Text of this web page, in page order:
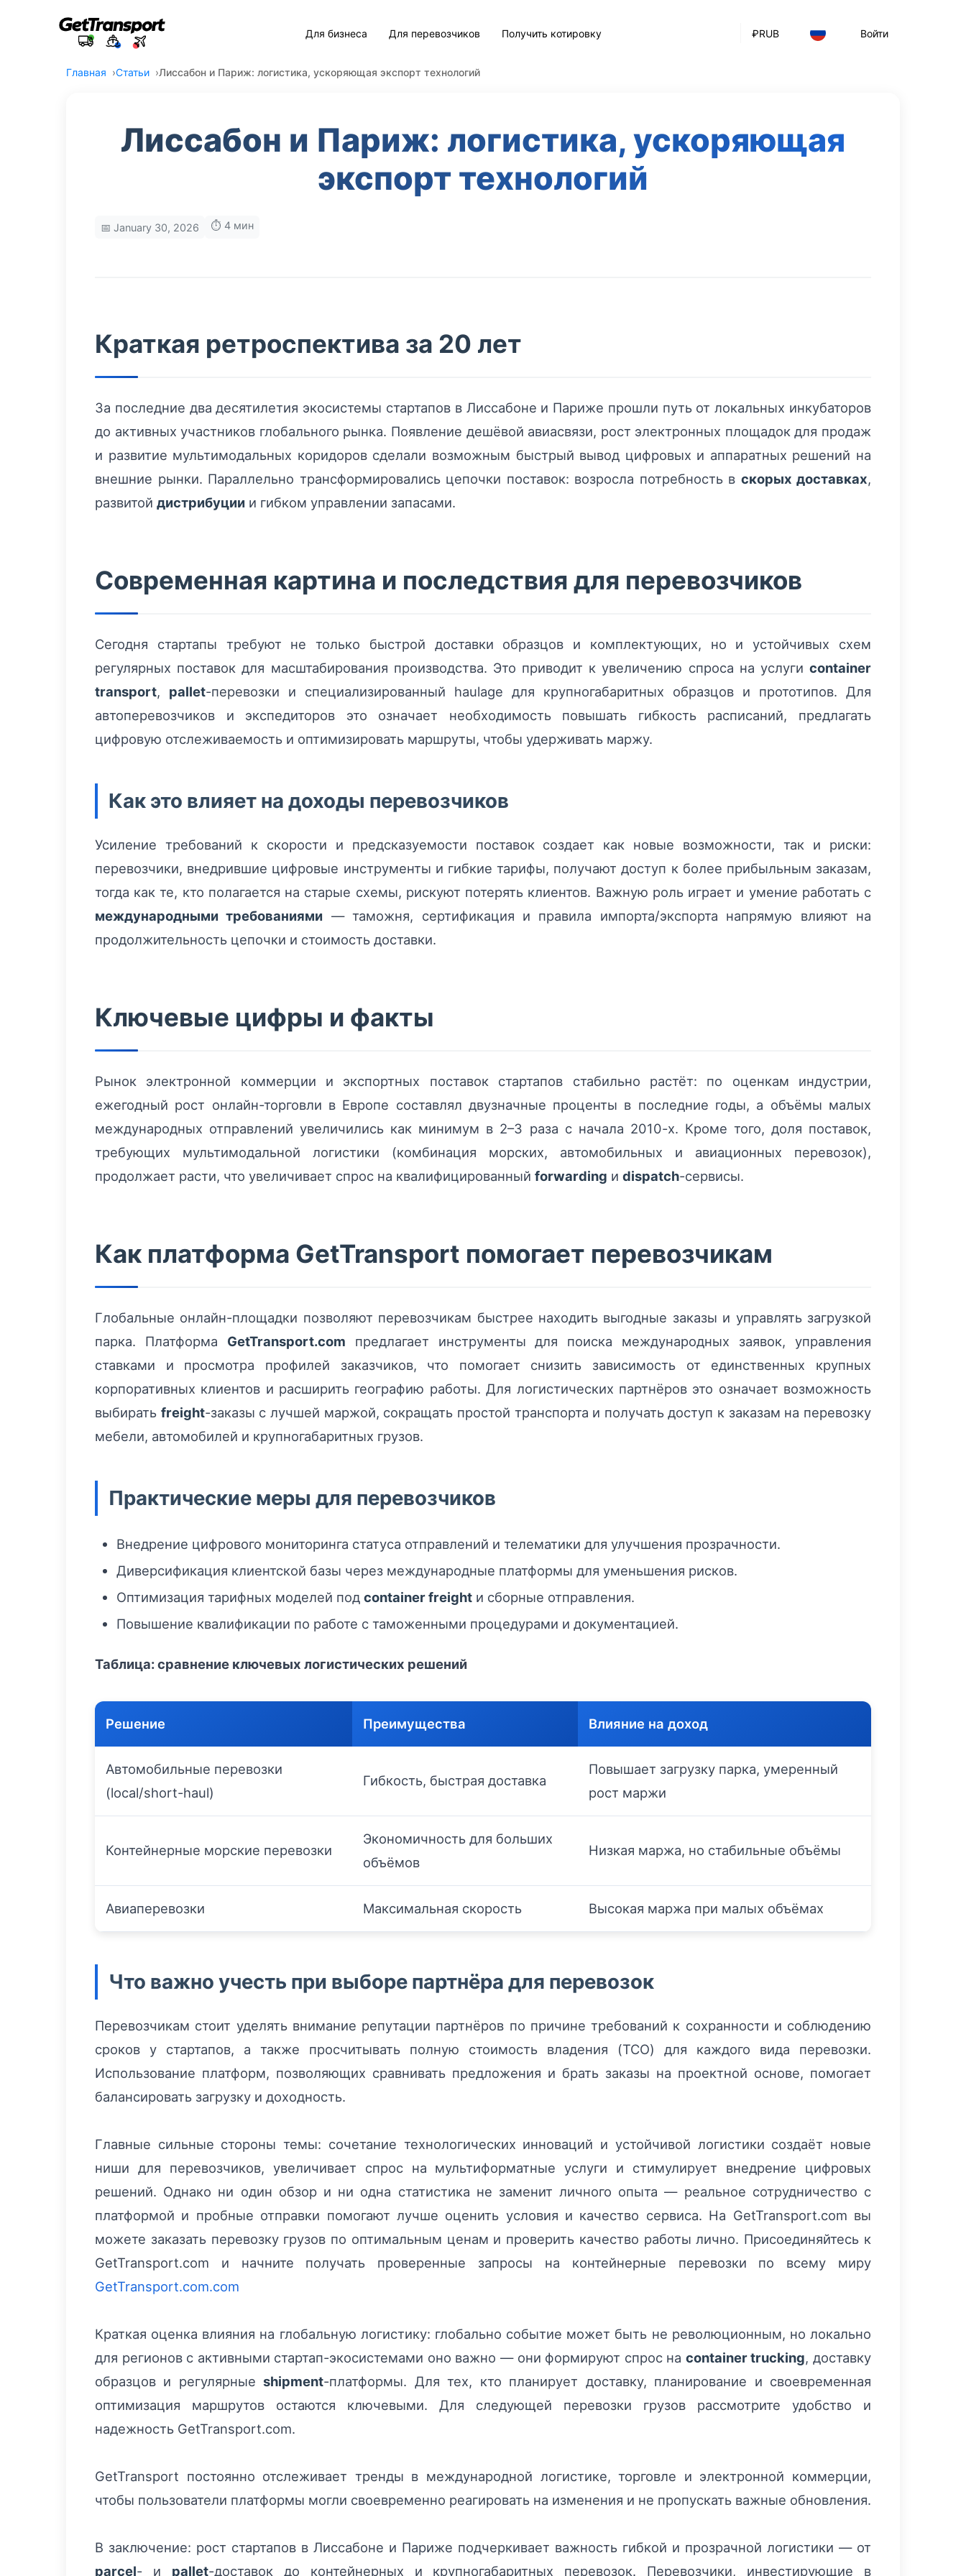
₽RUB Войти
Для бизнеса Для перевозчиков Получить котировку
Главная Статьи Лиссабон и Париж: логистика, ускоряющая экспорт технологий
Лиссабон и Париж: логистика, ускоряющая
экспорт технологий
📅 January 30, 2026 ⏱️ 4 мин
Краткая ретроспектива за 20 лет
За последние два десятилетия экосистемы стартапов в Лиссабоне и Париже прошли путь от локальных инкубаторов
до активных участников глобального рынка. Появление дешёвой авиасвязи, рост электронных площадок для продаж
и развитие мультимодальных коридоров сделали возможным быстрый вывод цифровых и аппаратных решений на
внешние рынки. Параллельно трансформировались цепочки поставок: возросла потребность в скорых доставках,
развитой дистрибуции и гибком управлении запасами.
Современная картина и последствия для перевозчиков
Сегодня стартапы требуют не только быстрой доставки образцов и комплектующих, но и устойчивых схем
регулярных поставок для масштабирования производства. Это приводит к увеличению спроса на услуги container
transport, pallet-перевозки и специализированный haulage для крупногабаритных образцов и прототипов. Для
автоперевозчиков и экспедиторов это означает необходимость повышать гибкость расписаний, предлагать
цифровую отслеживаемость и оптимизировать маршруты, чтобы удерживать маржу.
Как это влияет на доходы перевозчиков
Усиление требований к скорости и предсказуемости поставок создает как новые возможности, так и риски:
перевозчики, внедрившие цифровые инструменты и гибкие тарифы, получают доступ к более прибыльным заказам,
тогда как те, кто полагается на старые схемы, рискуют потерять клиентов. Важную роль играет и умение работать с
международными требованиями — таможня, сертификация и правила импорта/экспорта напрямую влияют на
продолжительность цепочки и стоимость доставки.
Ключевые цифры и факты
Рынок электронной коммерции и экспортных поставок стартапов стабильно растёт: по оценкам индустрии,
ежегодный рост онлайн-торговли в Европе составлял двузначные проценты в последние годы, а объёмы малых
международных отправлений увеличились как минимум в 2–3 раза с начала 2010-х. Кроме того, доля поставок,
требующих мультимодальной логистики (комбинация морских, автомобильных и авиационных перевозок),
продолжает расти, что увеличивает спрос на квалифицированный forwarding и dispatch-сервисы.
Как платформа GetTransport помогает перевозчикам
Глобальные онлайн-площадки позволяют перевозчикам быстрее находить выгодные заказы и управлять загрузкой
парка. Платформа GetTransport.com предлагает инструменты для поиска международных заявок, управления
ставками и просмотра профилей заказчиков, что помогает снизить зависимость от единственных крупных
корпоративных клиентов и расширить географию работы. Для логистических партнёров это означает возможность
выбирать freight-заказы с лучшей маржой, сокращать простой транспорта и получать доступ к заказам на перевозку
мебели, автомобилей и крупногабаритных грузов.
Практические меры для перевозчиков
Внедрение цифрового мониторинга статуса отправлений и телематики для улучшения прозрачности.
Диверсификация клиентской базы через международные платформы для уменьшения рисков.
Оптимизация тарифных моделей под container freight и сборные отправления.
Повышение квалификации по работе с таможенными процедурами и документацией.
Таблица: сравнение ключевых логистических решений
Решение Преимущества Влияние на доход
Автомобильные перевозки
(local/short-haul)
Гибкость, быстрая доставка
Повышает загрузку парка, умеренный
рост маржи
Контейнерные морские перевозки
Экономичность для больших
объёмов
Низкая маржа, но стабильные объёмы
Авиаперевозки Максимальная скорость Высокая маржа при малых объёмах
Что важно учесть при выборе партнёра для перевозок
Перевозчикам стоит уделять внимание репутации партнёров по причине требований к сохранности и соблюдению
сроков у стартапов, а также просчитывать полную стоимость владения (TCO) для каждого вида перевозки.
Использование платформ, позволяющих сравнивать предложения и брать заказы на проектной основе, помогает
балансировать загрузку и доходность.
Главные сильные стороны темы: сочетание технологических инноваций и устойчивой логистики создаёт новые
ниши для перевозчиков, увеличивает спрос на мультиформатные услуги и стимулирует внедрение цифровых
решений. Однако ни один обзор и ни одна статистика не заменит личного опыта — реальное сотрудничество с
платформой и пробные отправки помогают лучше оценить условия и качество сервиса. На GetTransport.com вы
можете заказать перевозку грузов по оптимальным ценам и проверить качество работы лично. Присоединяйтесь к
GetTransport.com и начните получать проверенные запросы на контейнерные перевозки по всему миру
GetTransport.com.com
Краткая оценка влияния на глобальную логистику: глобально событие может быть не революционным, но локально
для регионов с активными стартап-экосистемами оно важно — они формируют спрос на container trucking, доставку
образцов и регулярныеshipment-платформы. Для тех, кто планирует доставку, планирование и своевременная
оптимизация маршрутов остаются ключевыми. Для следующей перевозки грузов рассмотрите удобство и
надежность GetTransport.com.
GetTransport постоянно отслеживает тренды в международной логистике, торговле и электронной коммерции,
чтобы пользователи платформы могли своевременно реагировать на изменения и не пропускать важные обновления.
В заключение: рост стартапов в Лиссабоне и Париже подчеркивает важность гибкой и прозрачной логистики — от
parcel- и pallet-доставок до контейнерных и крупногабаритных перевозок. Перевозчики, инвестирующие в